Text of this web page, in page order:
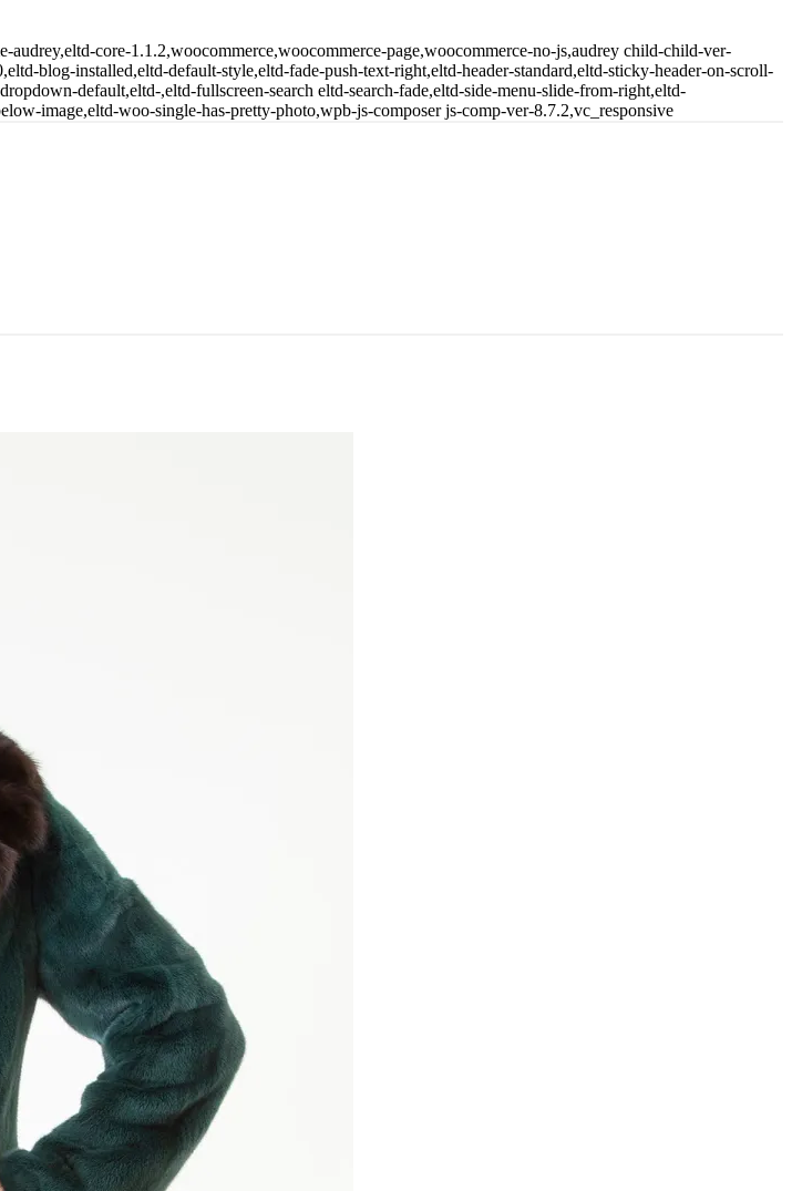
core-1.1.2,woocommerce,woocommerce-page,woocommerce-no-js,audrey child-child-ver-
blog-installed,eltd-default-style,eltd-fade-push-text-right,eltd-header-standard,eltd-sticky-header-on-scroll-
default,eltd-,eltd-fullscreen-search eltd-search-fade,eltd-side-menu-slide-from-right,eltd-
image,eltd-woo-single-has-pretty-photo,wpb-js-composer js-comp-ver-8.7.2,vc_responsive